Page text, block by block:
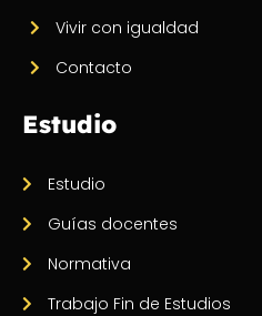
Vivir con igualdad
Contacto
Estudio
Estudio
Guías docentes
Normativa
Trabajo Fin de Estudios